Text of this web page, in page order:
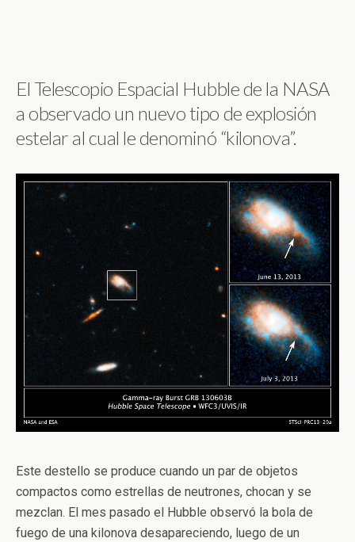
El Telescopio Espacial Hubble de la NASA
a observado un nuevo tipo de explosión
estelar al cual le denominó “kilonova”.
Este destello se produce cuando un par de objetos
compactos como estrellas de neutrones, chocan y se
mezclan. El mes pasado el Hubble observó la bola de
fuego de una kilonova desapareciendo, luego de un